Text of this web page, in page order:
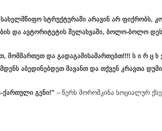
სტრუქტურაში არავინ არ ფიქრობს,
და ავტორიტეტის შელახვაში, ბოლო-ბოლო
მომმართეთ და გადაგამისამართებთ!!!! ს ი რ ც ხ
აბედინებდეთ მავანთ და თქვენ კრავთა
ქართული გენი!” – წერს მოროშკინა სოციალურ